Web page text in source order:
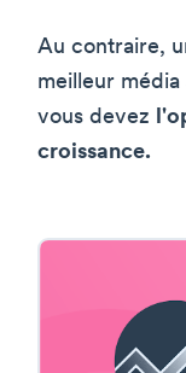
Au contraire,
meilleur
vous devez
croissance.